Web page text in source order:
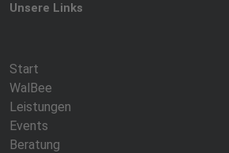
Unsere Links
Start
WalBee
Leistungen
Events
Beratung